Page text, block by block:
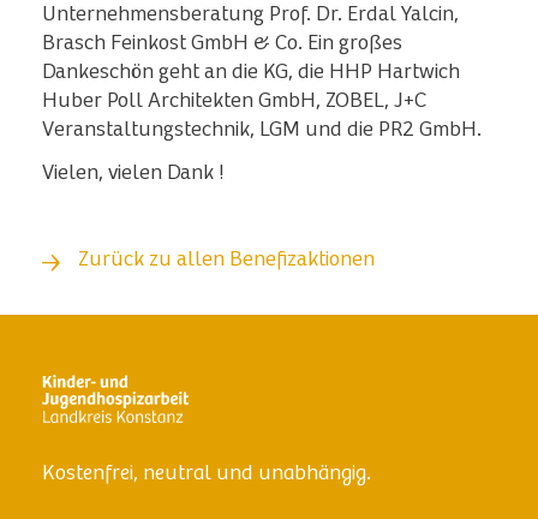
Unternehmensberatung Prof. Dr. Erdal Yalcin,
Brasch Feinkost GmbH & Co. Ein großes
Dankeschön geht an die KG, die HHP Hartwich
Huber Poll Architekten GmbH, ZOBEL, J+C
Veranstaltungstechnik, LGM und die PR2 GmbH.
Vielen, vielen Dank !
Zurück zu allen Benefizaktionen
Kostenfrei, neutral und unabhängig.